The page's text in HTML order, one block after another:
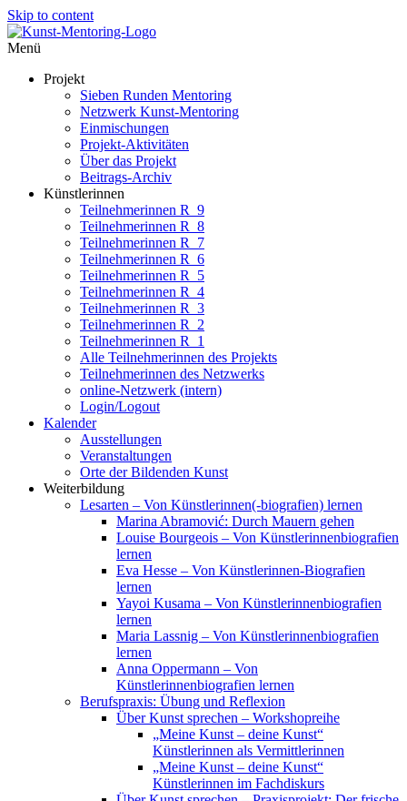
Skip to content
Menü
Projekt
Sieben Runden Mentoring
Netzwerk Kunst-Mentoring
Einmischungen
Projekt-Aktivitäten
Über das Projekt
Beitrags-Archiv
Künstlerinnen
Teilnehmerinnen R_9
Teilnehmerinnen R_8
Teilnehmerinnen R_7
Teilnehmerinnen R_6
Teilnehmerinnen R_5
Teilnehmerinnen R_4
Teilnehmerinnen R_3
Teilnehmerinnen R_2
Teilnehmerinnen R_1
Alle Teilnehmerinnen des Projekts
Teilnehmerinnen des Netzwerks
online-Netzwerk (intern)
Login/Logout
Kalender
Ausstellungen
Veranstaltungen
Orte der Bildenden Kunst
Weiterbildung
Lesarten – Von Künstlerinnen(-biografien) lernen
Marina Abramović: Durch Mauern gehen
Louise Bourgeois – Von Künstlerinnenbiografien
lernen
Eva Hesse – Von Künstlerinnen-Biografien
lernen
Yayoi Kusama – Von Künstlerinnenbiografien
lernen
Maria Lassnig – Von Künstlerinnenbiografien
lernen
Anna Oppermann – Von
Künstlerinnenbiografien lernen
Berufspraxis: Übung und Reflexion
Über Kunst sprechen – Workshopreihe
„Meine Kunst – deine Kunst“
Künstlerinnen als Vermittlerinnen
„Meine Kunst – deine Kunst“
Künstlerinnen im Fachdiskurs